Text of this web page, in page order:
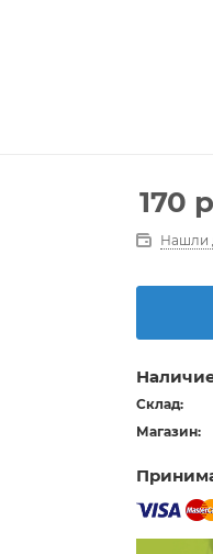
170
Нашли
Склад:
Магазин: